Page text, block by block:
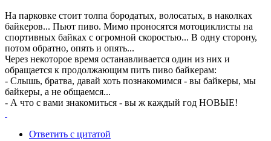
На парковке стоит толпа бородатых, волосатых, в наколках
байкеров... Пьют пиво. Мимо проносятся мотоциклисты на
спортивных байках с огромной скоростью... В одну сторону,
потом обратно, опять и опять...
Через некоторое время останавливается один из них и
обращается к продолжающим пить пиво байкерам:
- Слышь, братва, давай хоть познакомимся - вы байкеры, мы
байкеры, а не общаемся...
- А что с вами знакомиться - вы ж каждый год НОВЫЕ!
Ответить с цитатой